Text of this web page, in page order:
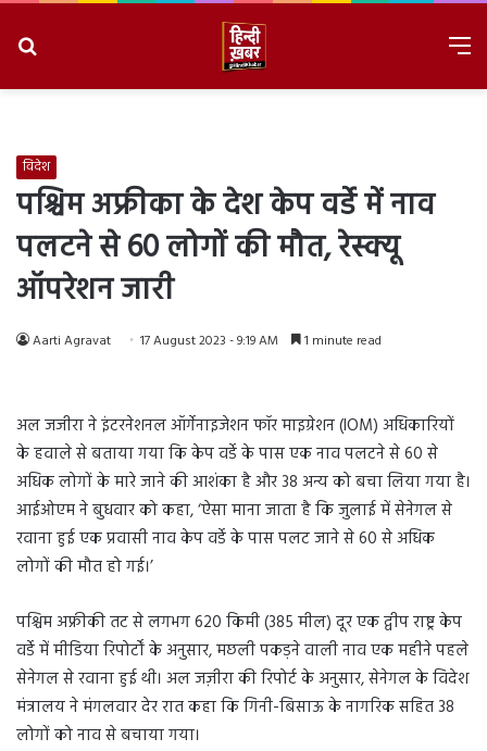
विदेश
पश्चिम अफ्रीका के देश केप वर्डे में नाव
पलटने से 60 लोगों की मौत, रेस्क्यू
ऑपरेशन जारी
Aarti Agravat 17 August 2023 - 9:19 AM 1 minute read
अल जजीरा ने इंटरनेशनल ऑर्गेनाइजेशन फॉर माइग्रेशन (IOM) अधिकारियों
के हवाले से बताया गया कि केप वर्डे के पास एक नाव पलटने से 60 से
अधिक लोगों के मारे जाने की आशंका है और 38 अन्य को बचा लिया गया है।
आईओएम ने बुधवार को कहा, ‘ऐसा माना जाता है कि जुलाई में सेनेगल से
रवाना हुई एक प्रवासी नाव केप वर्डे के पास पलट जाने से 60 से अधिक
लोगों की मौत हो गई।’
पश्चिम अफ्रीकी तट से लगभग 620 किमी (385 मील) दूर एक द्वीप राष्ट्र केप
वर्डे में मीडिया रिपोर्टों के अनुसार, मछली पकड़ने वाली नाव एक महीने पहले
सेनेगल से रवाना हुई थी। अल जज़ीरा की रिपोर्ट के अनुसार, सेनेगल के विदेश
मंत्रालय ने मंगलवार देर रात कहा कि गिनी-बिसाऊ के नागरिक सहित 38
लोगों को नाव से बचाया गया।